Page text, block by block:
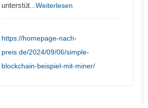
unterstüt ...Weiterlesen
https://homepage-nach-
preis.de/2024/09/06/simple-
blockchain-beispiel-mit-miner/